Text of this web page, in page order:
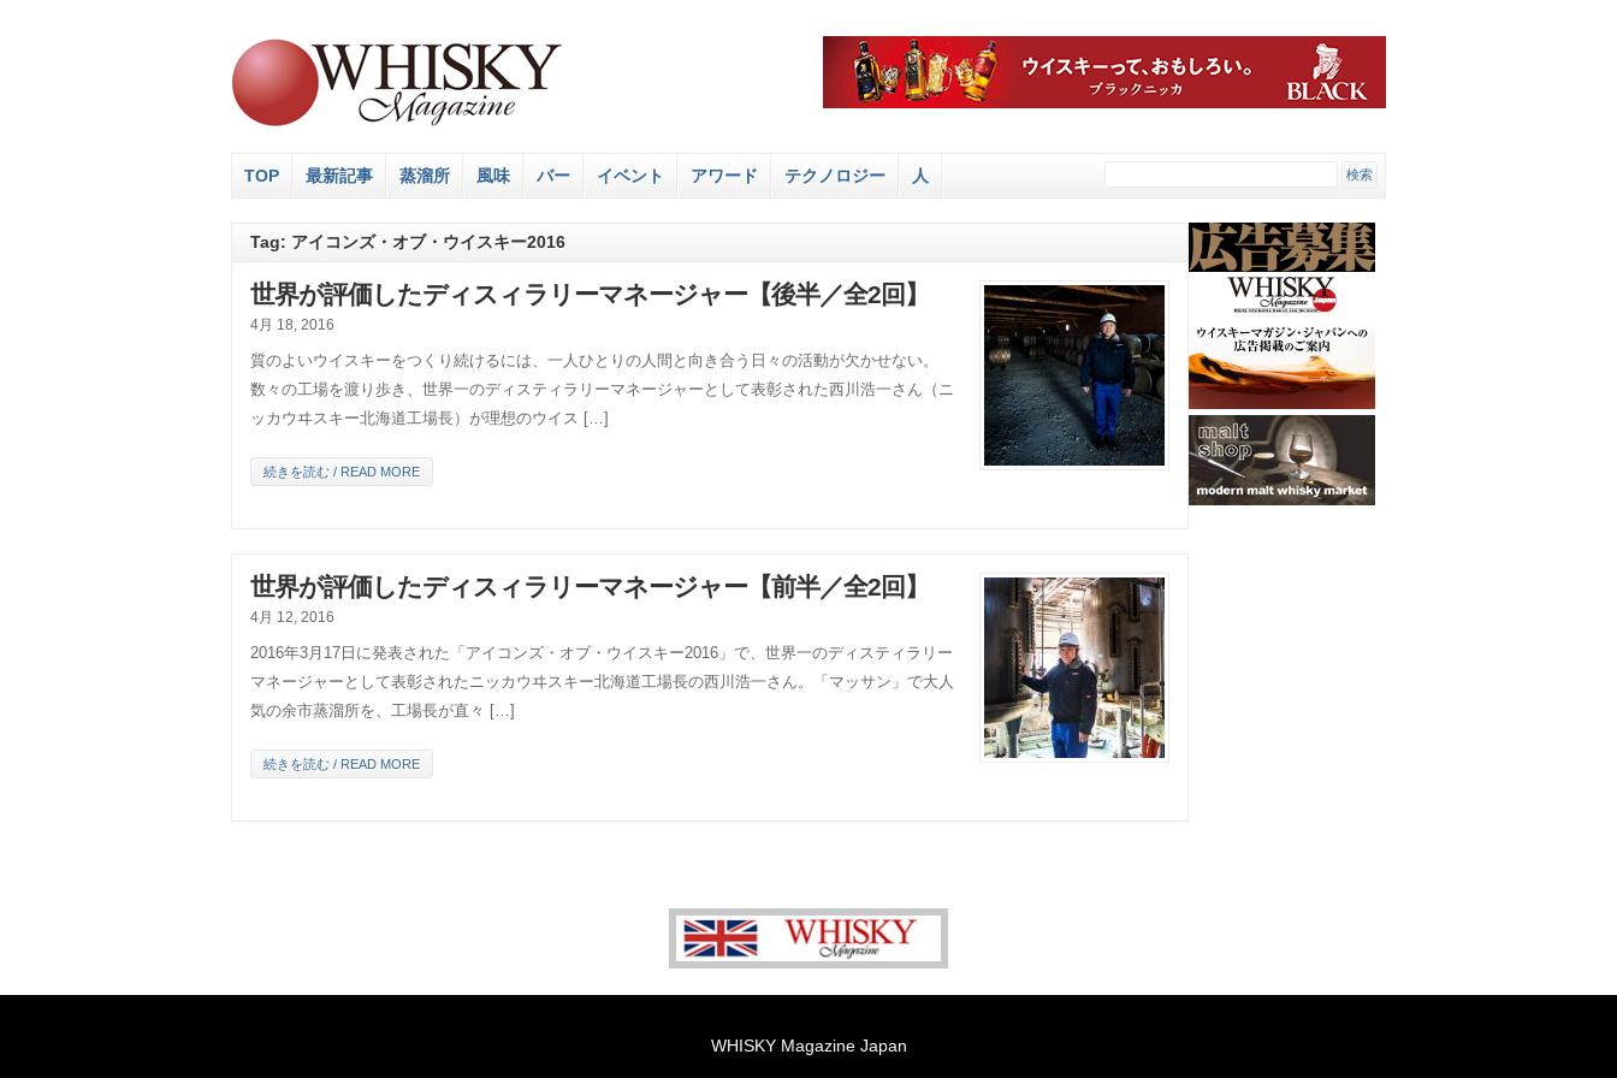
TOP 最新記事 蒸溜所 風味 バー イベント アワード テクノロジー 人
Tag: アイコンズ・オブ・ウイスキー2016
世界が評価したディスィラリーマネージャー【後半／全2回】
4月 18, 2016
質のよいウイスキーをつくり続けるには、一人ひとりの人間と向き合う日々の活動が欠かせない。
数々の工場を渡り歩き、世界一のディスティラリーマネージャーとして表彰された西川浩一さん（ニ
ッカウヰスキー北海道工場長）が理想のウイス […]
続きを読む / READ MORE
世界が評価したディスィラリーマネージャー【前半／全2回】
4月 12, 2016
2016年3月17日に発表された「アイコンズ・オブ・ウイスキー2016」で、世界一のディスティラリー
マネージャーとして表彰されたニッカウヰスキー北海道工場長の西川浩一さん。「マッサン」で大人
気の余市蒸溜所を、工場長が直々 […]
続きを読む / READ MORE
WHISKY Magazine Japan